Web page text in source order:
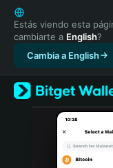
English
日本語
Tiếng Việt
Русский
Español
Türkçe
Italiano
Estás viendo esta
cambiarte a English?
Cambia a English